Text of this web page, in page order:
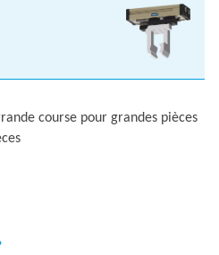
course pour grandes pièces